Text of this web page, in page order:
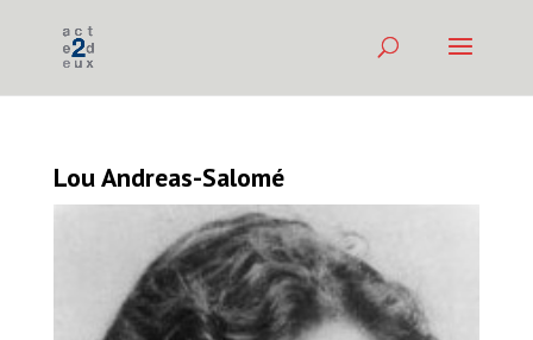
Lou Andreas-Salomé